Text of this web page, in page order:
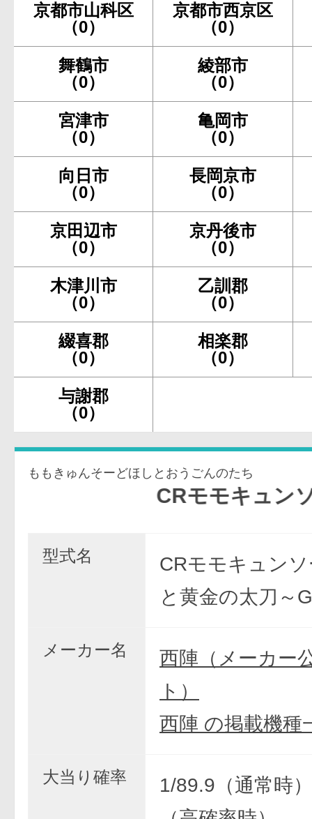
京都市山科区
（0）
京都市西京区
（0）
舞鶴市
（0）
綾部市
（0）
宮津市
（0）
亀岡市
（0）
向日市
（0）
長岡京市
（0）
京田辺市
（0）
京丹後市
（0）
木津川市
（0）
乙訓郡
（0）
綴喜郡
（0）
相楽郡
（0）
与謝郡
（0）
ももきゅんそーどほしとおうごんのたち
CRモモキュンソード
型式名
CRモモキュン
と黄金の太刀～
メーカー名
西陣（メーカー
ト）
西陣 の掲載機種
大当り確率
1/89.9（通常時